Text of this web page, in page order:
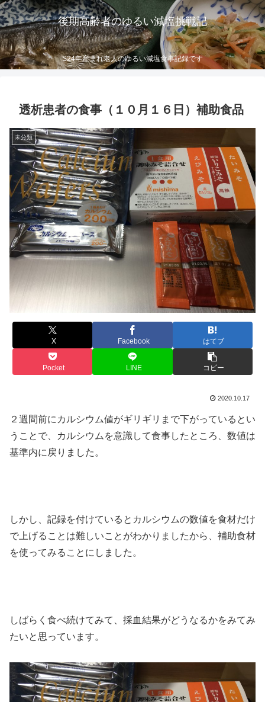
後期高齢者のゆるい減塩挑戦記
S24年産まれ老人のゆるい減塩食事記録です
透析患者の食事（１０月１６日）補助食品
未分類
X Facebook はてブ
Pocket LINE コピー
2020.10.17
２週間前にカルシウム値がギリギリまで下がっているとい
うことで、カルシウムを意識して食事したところ、数値は
基準内に戻りました。
しかし、記録を付けているとカルシウムの数値を食材だけ
で上げることは難しいことがわかりましたから、補助食材
を使ってみることにしました。
しばらく食べ続けてみて、採血結果がどうなるかをみてみ
たいと思っています。